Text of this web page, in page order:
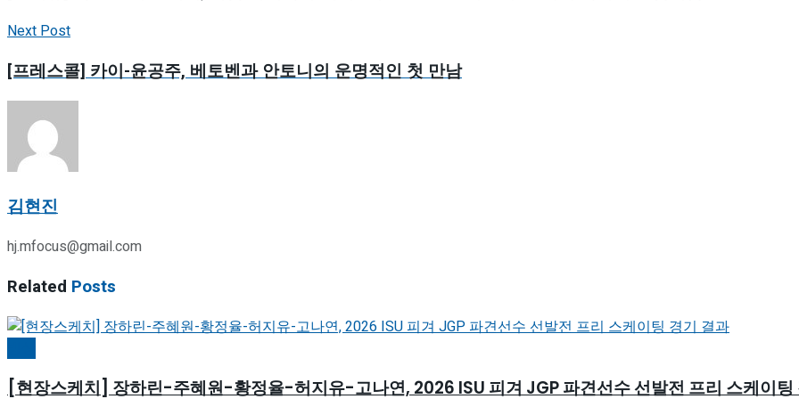
Next Post
[프레스콜] 카이-윤공주, 베토벤과 안토니의 운명적인 첫 만남
김현진
hj.mfocus@gmail.com
Related Posts
[현장스케치] 장하린-주혜원-황정율-허지유-고나연, 2026 ISU 피겨 JGP 파견선수 선발전 프리 스케이팅